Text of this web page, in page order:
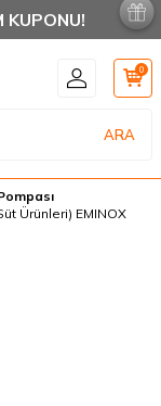
KUPONU!
ARA
0
Ürünleri) EMINOX